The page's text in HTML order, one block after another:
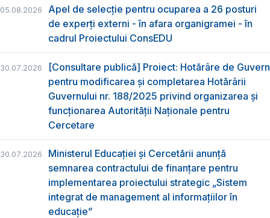
05.08.2026
Apel de selecție pentru ocuparea a 26 posturi
de experți externi - în afara organigramei - în
cadrul Proiectului ConsEDU
30.07.2026
[Consultare publică] Proiect: Hotărâre de Guvern
pentru modificarea și completarea Hotărârii
Guvernului nr. 188/2025 privind organizarea şi
funcţionarea Autorităţii Naţionale pentru
Cercetare
30.07.2026
Ministerul Educației și Cercetării anunță
semnarea contractului de finanțare pentru
implementarea proiectului strategic „Sistem
integrat de management al informațiilor în
educație”